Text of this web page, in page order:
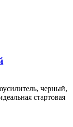
черный,
стартовая